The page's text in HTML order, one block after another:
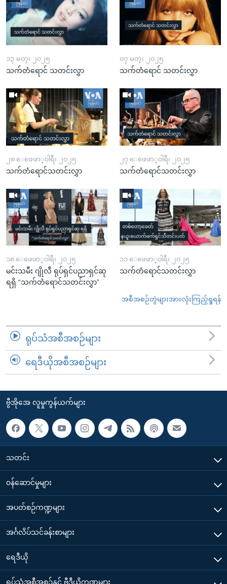
၁၃ မတ္၊ ၂၀၂၅
သက်တံရောင် သတင်းလွှာ
၀၇ မတ္၊ ၂၀၂၅
သက်တံရောင် သတင်းလွှာ
၂၈ ေဖေဖာ္၀ါရီ၊ ၂၀၂၅
သက်တံရောင်သတင်းလွှာ
၂၇ ေဖေဖာ္၀ါရီ၊ ၂၀၂၅
သက်တံရောင်သတင်းလွှာ
၁၈ ေဖေဖာ္၀ါရီ၊ ၂၀၂၅
မင်းသမီး ဂျိုလီ ရုပ်ရှင်ပညာရှင်ဆု
ရရှိ “သက်တံရောင်သတင်းလွှာ”
၁၁ ေဖေဖာ္၀ါရီ၊ ၂၀၂၅
သက်တံရောင်သတင်းလွှာ
အစီအစဉ်တွဲများအားလုံးကြည့်ရှုရန်
ရုပ်သံအစီအစဉ်များ
ရေဒီယိုအစီအစဉ်များ
ဗွီအိုအေ လူမှုကွန်ယက်များ
သတင်း
၀န်ဆောင်မှုများ
အပတ်စဉ်ကဏ္ဍများ
အင်္ဂလိပ်သင်ခန်းစာများ
ရေဒီယို
ရုပ်သံအစီအစဉ်နှင့် ဗွီဒီယိုကဏ္ဍများ